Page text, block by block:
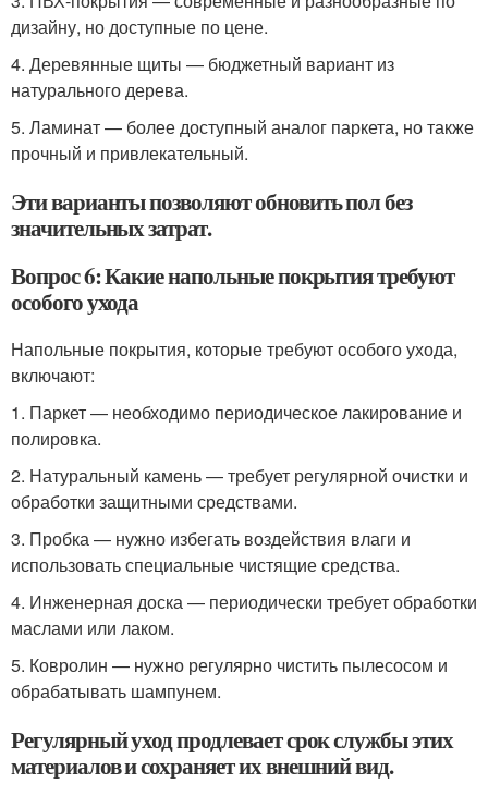
дизайну, но доступные по цене.
4. Деревянные щиты — бюджетный вариант из
натурального дерева.
5. Ламинат — более доступный аналог паркета, но также
прочный и привлекательный.
Эти варианты позволяют обновить пол без
значительных затрат.
Вопрос 6: Какие напольные покрытия требуют
особого ухода
Напольные покрытия, которые требуют особого ухода,
включают:
1. Паркет — необходимо периодическое лакирование и
полировка.
2. Натуральный камень — требует регулярной очистки и
обработки защитными средствами.
3. Пробка — нужно избегать воздействия влаги и
использовать специальные чистящие средства.
4. Инженерная доска — периодически требует обработки
маслами или лаком.
5. Ковролин — нужно регулярно чистить пылесосом и
обрабатывать шампунем.
Регулярный уход продлевает срок службы этих
материалов и сохраняет их внешний вид.